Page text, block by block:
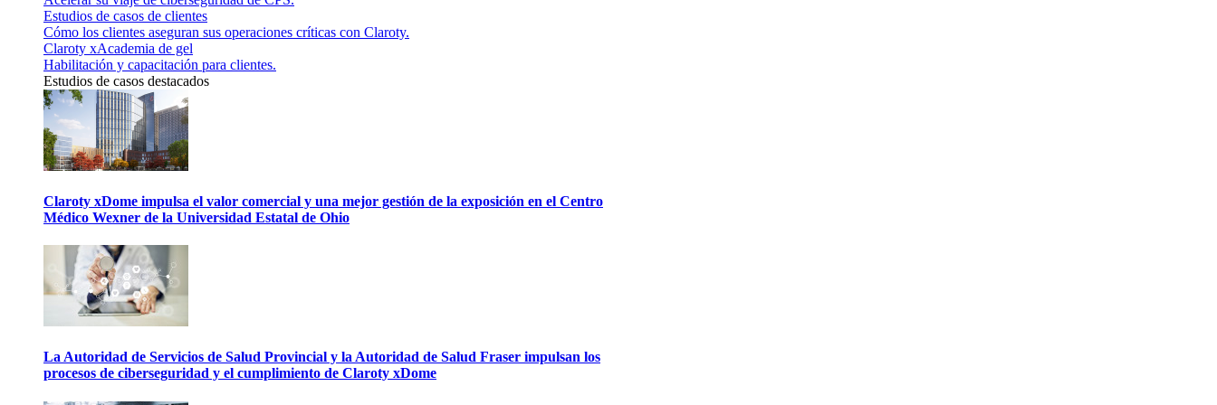
Estudios de casos de clientes
Cómo los clientes aseguran sus operaciones críticas con Claroty.
Claroty xAcademia de gel
Habilitación y capacitación para clientes.
Estudios de casos destacados
Claroty xDome impulsa el valor comercial y una mejor gestión de la exposición en el Centro
Médico Wexner de la Universidad Estatal de Ohio
La Autoridad de Servicios de Salud Provincial y la Autoridad de Salud Fraser impulsan los
procesos de ciberseguridad y el cumplimiento de Claroty xDome